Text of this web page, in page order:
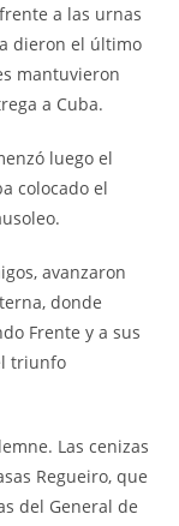
a las urnas
dieron el último
mantuvieron
a Cuba.
luego el
colocado el
avanzaron
donde
Frente y a sus
triunfo
Las cenizas
Regueiro, que
del General de